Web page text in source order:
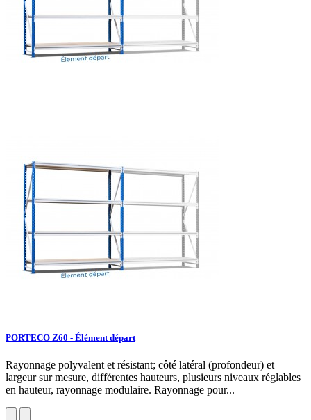
PORTECO Z60 - Élément départ
Rayonnage polyvalent et résistant; côté latéral (profondeur) et
largeur sur mesure, différentes hauteurs, plusieurs niveaux réglables
en hauteur, rayonnage modulaire. Rayonnage pour...